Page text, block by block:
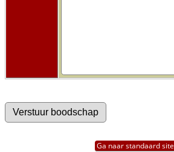
Ga naar standaard site